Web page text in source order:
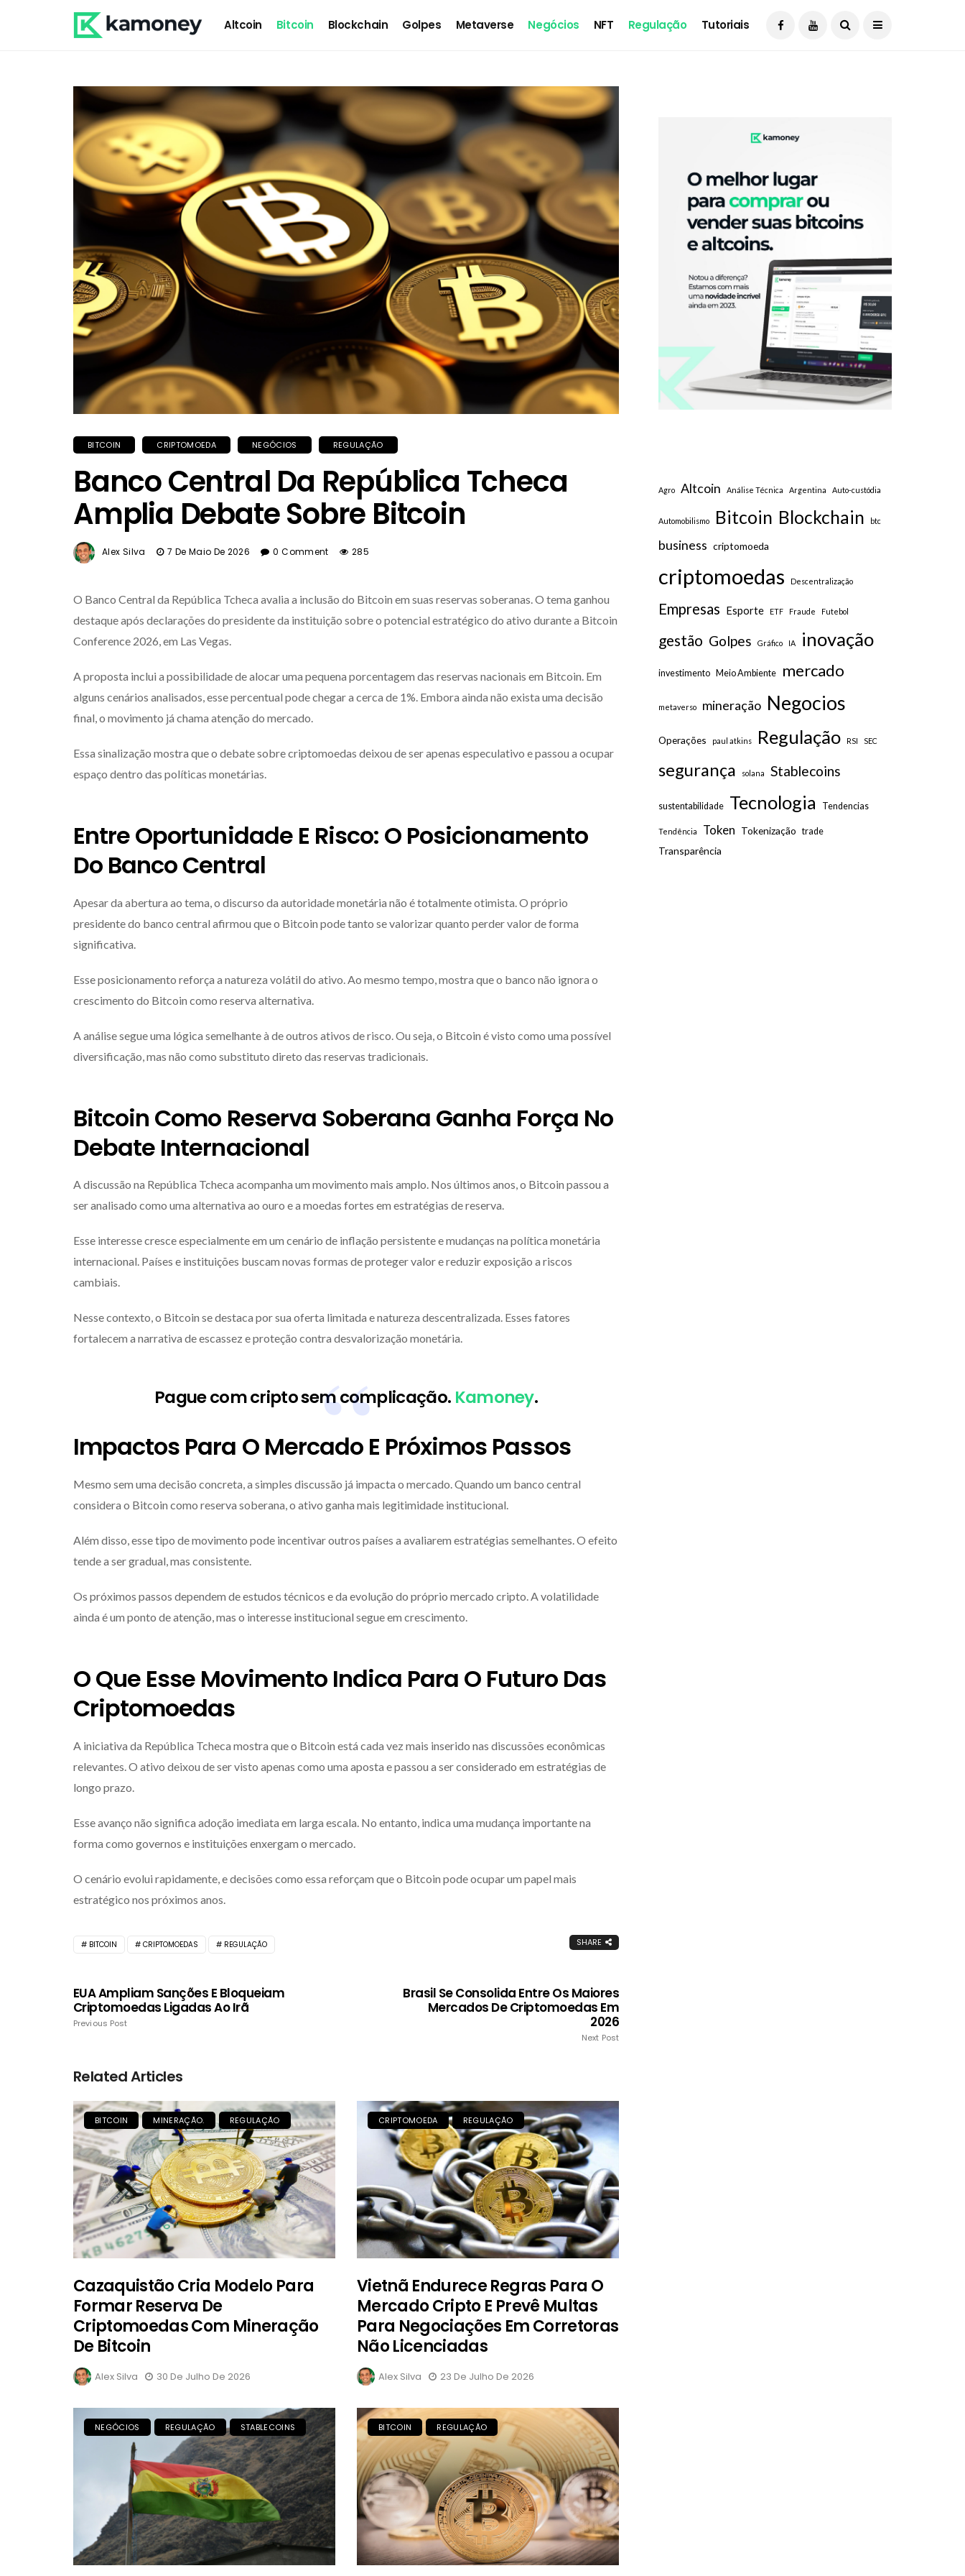
Altcoin Bitcoin Blockchain Golpes Metaverse Negócios NFT Regulação Tutoriais
BITCOIN CRIPTOMOEDA NEGÓCIOS REGULAÇÃO
Banco Central Da República Tcheca
Amplia Debate Sobre Bitcoin
Alex Silva 7 De Maio De 2026 0 Comment 285
O Banco Central da República Tcheca avalia a inclusão do Bitcoin em suas reservas soberanas. O tema ganhou
destaque após declarações do presidente da instituição sobre o potencial estratégico do ativo durante a Bitcoin
Conference 2026 , em Las Vegas.
A proposta inclui a possibilidade de alocar uma pequena porcentagem das reservas nacionais em Bitcoin. Em
alguns cenários analisados, esse percentual pode chegar a cerca de 1%. Embora ainda não exista uma decisão
final, o movimento já chama atenção do mercado.
Essa sinalização mostra que o debate sobre criptomoedas deixou de ser apenas especulativo e passou a ocupar
espaço dentro das políticas monetárias.
Entre Oportunidade E Risco: O Posicionamento
Do Banco Central
Apesar da abertura ao tema, o discurso da autoridade monetária não é totalmente otimista. O próprio
presidente do banco central afirmou que o Bitcoin pode tanto se valorizar quanto perder valor de forma
significativa.
Esse posicionamento reforça a natureza volátil do ativo. Ao mesmo tempo, mostra que o banco não ignora o
crescimento do Bitcoin como reserva alternativa.
A análise segue uma lógica semelhante à de outros ativos de risco. Ou seja, o Bitcoin é visto como uma possível
diversificação, mas não como substituto direto das reservas tradicionais.
Bitcoin Como Reserva Soberana Ganha Força No
Debate Internacional
A discussão na República Tcheca acompanha um movimento mais amplo. Nos últimos anos, o Bitcoin passou a
ser analisado como uma alternativa ao ouro e a moedas fortes em estratégias de reserva.
Esse interesse cresce especialmente em um cenário de inflação persistente e mudanças na política monetária
internacional. Países e instituições buscam novas formas de proteger valor e reduzir exposição a riscos
cambiais.
Nesse contexto, o Bitcoin se destaca por sua oferta limitada e natureza descentralizada. Esses fatores
fortalecem a narrativa de escassez e proteção contra desvalorização monetária.
Pague com cripto sem complicação. Kamoney.
Impactos Para O Mercado E Próximos Passos
Mesmo sem uma decisão concreta, a simples discussão já impacta o mercado. Quando um banco central
considera o Bitcoin como reserva soberana, o ativo ganha mais legitimidade institucional.
Além disso, esse tipo de movimento pode incentivar outros países a avaliarem estratégias semelhantes. O efeito
tende a ser gradual, mas consistente.
Os próximos passos dependem de estudos técnicos e da evolução do próprio mercado cripto. A volatilidade
ainda é um ponto de atenção, mas o interesse institucional segue em crescimento.
O Que Esse Movimento Indica Para O Futuro Das
Criptomoedas
A iniciativa da República Tcheca mostra que o Bitcoin está cada vez mais inserido nas discussões econômicas
relevantes. O ativo deixou de ser visto apenas como uma aposta e passou a ser considerado em estratégias de
longo prazo.
Esse avanço não significa adoção imediata em larga escala. No entanto, indica uma mudança importante na
forma como governos e instituições enxergam o mercado.
O cenário evolui rapidamente, e decisões como essa reforçam que o Bitcoin pode ocupar um papel mais
estratégico nos próximos anos.
BITCOIN CRIPTOMOEDAS REGULAÇÃO SHARE
EUA Ampliam Sanções E Bloqueiam
Criptomoedas Ligadas Ao Irã
Previous Post
Brasil Se Consolida Entre Os Maiores
Mercados De Criptomoedas Em
2026
Next Post
Related Articles
BITCOIN MINERAÇÃO. REGULAÇÃO
Cazaquistão Cria Modelo Para
Formar Reserva De
Criptomoedas Com Mineração
De Bitcoin
Alex Silva 30 De Julho De 2026
CRIPTOMOEDA REGULAÇÃO
Vietnã Endurece Regras Para O
Mercado Cripto E Prevê Multas
Para Negociações Em Corretoras
Não Licenciadas
Alex Silva 23 De Julho De 2026
NEGÓCIOS REGULAÇÃO STABLECOINS BITCOIN REGULAÇÃO
Agro Altcoin Análise Técnica Argentina Auto-custódia
Automobilismo Bitcoin Blockchain btc
business criptomoeda
criptomoedas Descentralização
Empresas Esporte ETF Fraude Futebol
gestão Golpes Gráfico IA inovação
investimento Meio Ambiente mercado
metaverso mineração Negocios
Operações paul atkins Regulação RSI SEC
segurança solana Stablecoins
sustentabilidade Tecnologia Tendencias
Tendência Token Tokenização trade
Transparência